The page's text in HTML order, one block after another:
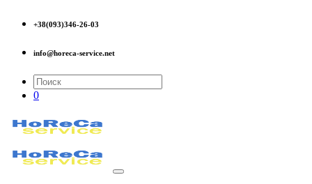
+38(093)346-26-03
info@horeca-service.net
0